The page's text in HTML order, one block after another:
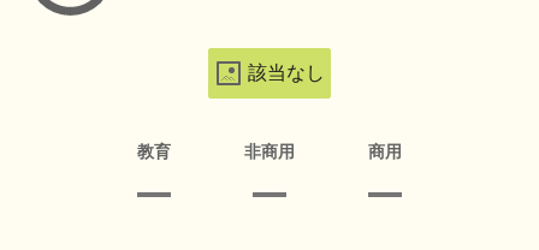
該当なし
教育 非商用 商用